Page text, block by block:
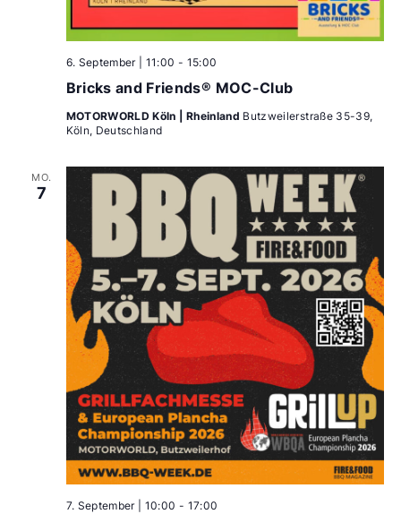
Bricks and Friends® MOC-Club
6. September | 11:00 - 15:00
MOTORWORLD Köln | Rheinland Butzweilerstraße 35-39,
Köln, Deutschland
MO.
7
7. September | 10:00 - 17:00